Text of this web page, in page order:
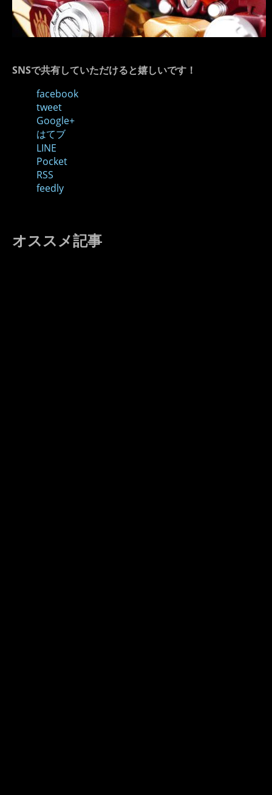
SNSで共有していただけると嬉しいです！
facebook
tweet
Google+
はてブ
LINE
Pocket
RSS
feedly
オススメ記事